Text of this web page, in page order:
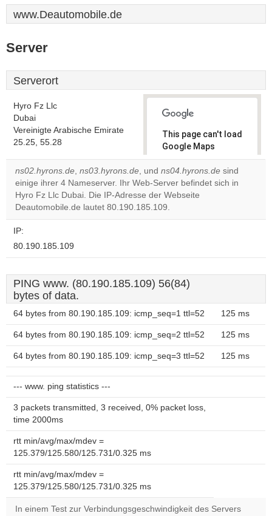
www.Deautomobile.de
Server
Serverort
Hyro Fz Llc
Dubai
Vereinigte Arabische Emirate
25.25, 55.28
This page can't load
Google Maps
correctly.
Do you
own this
ns02.hyrons.de, ns03.hyrons.de, und ns04.hyrons.de sind
einige ihrer 4 Nameserver. Ihr Web-Server befindet sich in
Hyro Fz Llc Dubai. Die IP-Adresse der Webseite
Deautomobile.de lautet 80.190.185.109.
IP:
80.190.185.109
PING www. (80.190.185.109) 56(84)
bytes of data.
64 bytes from 80.190.185.109: icmp_seq=1 ttl=52 125 ms
64 bytes from 80.190.185.109: icmp_seq=2 ttl=52 125 ms
64 bytes from 80.190.185.109: icmp_seq=3 ttl=52 125 ms
--- www. ping statistics ---
3 packets transmitted, 3 received, 0% packet loss,
time 2000ms
rtt min/avg/max/mdev =
125.379/125.580/125.731/0.325 ms
rtt min/avg/max/mdev =
125.379/125.580/125.731/0.325 ms
In einem Test zur Verbindungsgeschwindigkeit des Servers